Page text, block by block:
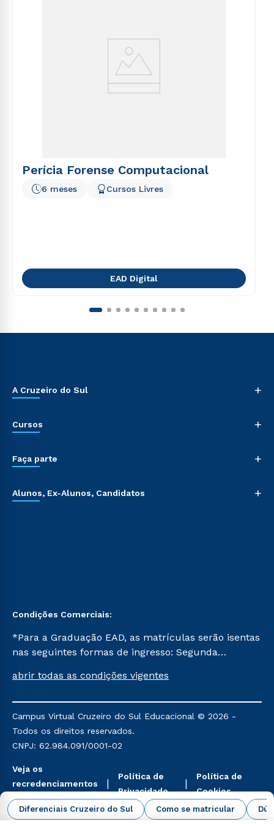
Diferenciais Cruzeiro do Sul Como se matricular
Perícia Forense Computacional
6 meses Cursos Livres
EAD Digital
A Cruzeiro do Sul +
Cursos +
Faça parte +
Alunos, Ex-Alunos, Candidatos +
Condições Comerciais:
*Para a Graduação EAD, as matrículas serão isentas
nas seguintes formas de ingresso: Segunda
Já para as demais, a taxa de matrícula será de R$
mencionadas são referentes aos cursos: Ensino
Religioso, Geografia para a Docência e Metodologia
do Ensino de História: Questões Atuais.
abrir todas as condições vigentes
Campus Virtual Cruzeiro do Sul Educacional © 2026 -
Todos os direitos reservados.
CNPJ: 62.984.091/0001-02
Veja os
recredenciamentos
aqui
Política de
Privacidade
Política de
Cookies